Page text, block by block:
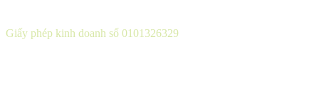
Giấy phép kinh doanh số 0101326329